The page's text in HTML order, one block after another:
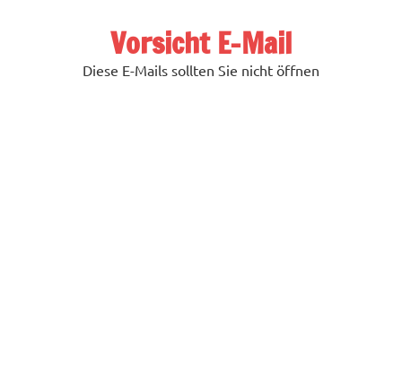
Vorsicht E-Mail
Diese E-Mails sollten Sie nicht öffnen